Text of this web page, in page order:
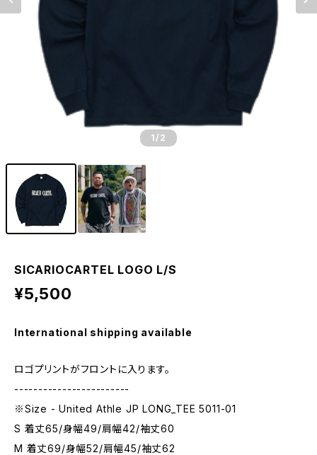
1 /2
SICARIOCARTEL LOGO L/S
¥5,500
International shipping available
ロゴプリントがフロントに入ります。
------------------------
※Size - United Athle JP LONG_TEE 5011-01
S 着丈65/身幅49/肩幅42/袖丈60
M 着丈69/身幅52/肩幅45/袖丈62